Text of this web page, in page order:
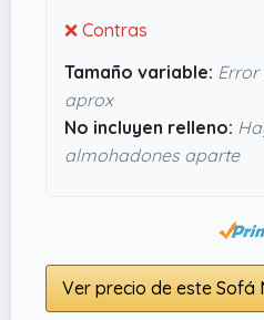
problemas.
❌ Contras
Tamaño variable: Error
aprox
No incluyen relleno:
almohadones aparte
Ver precio de este